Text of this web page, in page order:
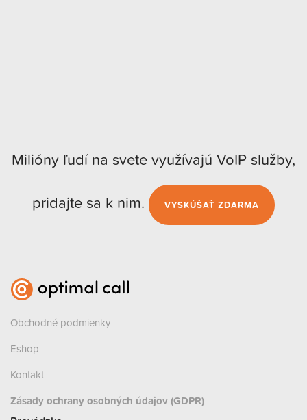
Milióny ľudí na svete využívajú VoIP služby,
pridajte sa k nim.
VYSKÚŠAŤ ZDARMA
Obchodné podmienky
Eshop
Kontakt
Zásady ochrany osobných údajov (GDPR)